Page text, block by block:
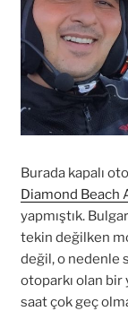
Burada kapalı
Diamond Beach
yapmıştık.
tekin değilken
değil, o nedenle
otoparkı olan
saat çok geç